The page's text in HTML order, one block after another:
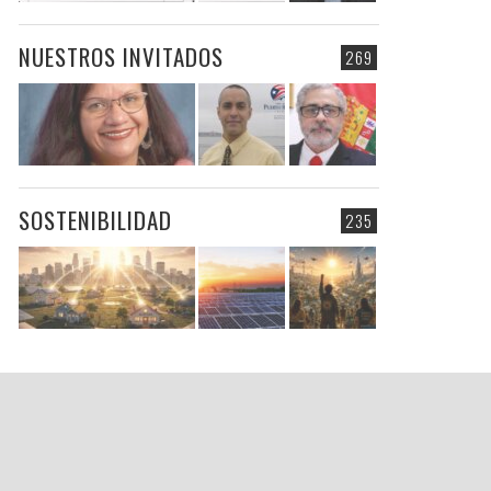
269
NUESTROS INVITADOS
235
SOSTENIBILIDAD